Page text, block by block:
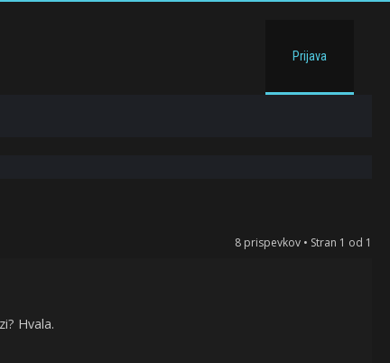
Prijava
8 prispevkov • Stran 1 od 1
Hvala.